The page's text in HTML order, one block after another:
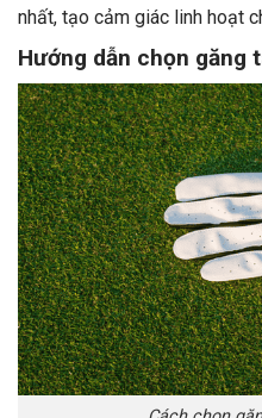
nhất, tạo cảm giác linh hoạt
Hướng dẫn chọn găng